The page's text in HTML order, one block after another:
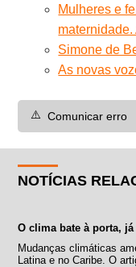
Mulheres e
Simone de
As novas
⚠️ Comunicar erro
NOTÍCIAS
O clima bate à porta,
Mudanças climáticas
Latina e no Caribe. O